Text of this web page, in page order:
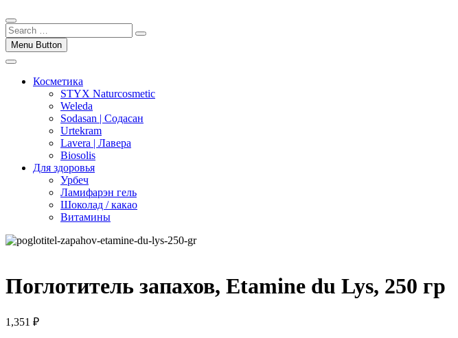
Menu Button
Косметика
STYX Naturcosmetic
Weleda
Sodasan | Содасан
Urtekram
Lavera | Лавера
Biosolis
Для здоровья
Урбеч
Ламифарэн гель
Шоколад / какао
Витамины
Поглотитель запахов, Etamine du Lys, 250 гр
1,351 ₽